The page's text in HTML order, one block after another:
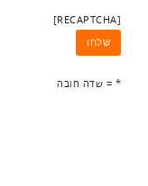
[RECAPTCHA]
* = שדה חובה